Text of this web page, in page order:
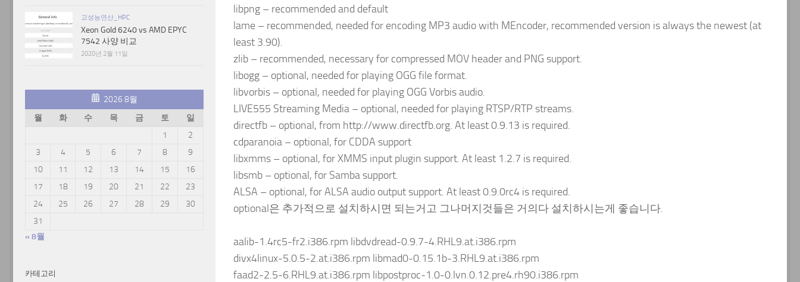
libpng – recommended and default
lame – recommended, needed for encoding MP3 audio with MEncoder, recommended version is always the newest (at
least 3.90).
zlib – recommended, necessary for compressed MOV header and PNG support.
libogg – optional, needed for playing OGG file format.
libvorbis – optional, needed for playing OGG Vorbis audio.
LIVE555 Streaming Media – optional, needed for playing RTSP/RTP streams.
directfb – optional, from http://www.directfb.org. At least 0.9.13 is required.
cdparanoia – optional, for CDDA support
libxmms – optional, for XMMS input plugin support. At least 1.2.7 is required.
libsmb – optional, for Samba support.
ALSA – optional, for ALSA audio output support. At least 0.9.0rc4 is required.
optional은 추가적으로 설치하시면 되는거고 그나머지것들은 거의다 설치하시는게 좋습니다.
aalib-1.4rc5-fr2.i386.rpm libdvdread-0.9.7-4.RHL9.at.i386.rpm
divx4linux-5.0.5-2.at.i386.rpm libmad0-0.15.1b-3.RHL9.at.i386.rpm
faad2-2.5-6.RHL9.at.i386.rpm libpostproc-1.0-0.lvn.0.12.pre4.rh90.i386.rpm
고성능연산_HPC
Xeon Gold 6240 vs AMD EPYC
7542 사양 비교
2020년 2월 11일
2026 8월
월
화 수 목 금 토
일
1
2
3
4 5 6 7 8
9
10
11 12 13 14 15
16
17
18 19 20 21 22
23
24
25 26 27 28 29
30
31
« 8월
카테고리